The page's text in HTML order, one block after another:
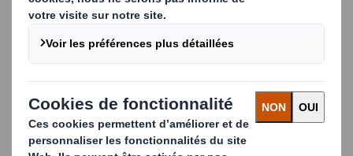
PLV événementiels et grandeur
nature
Nous proposons plusieurs types de
panneaux vitrine, silhouettes, caches-
palettes, totems et kakemonos en kits ou
pré-montés, faciles à transporter et à
installer.